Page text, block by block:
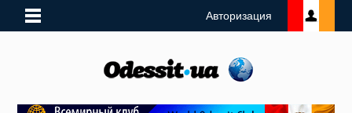
Авторизация